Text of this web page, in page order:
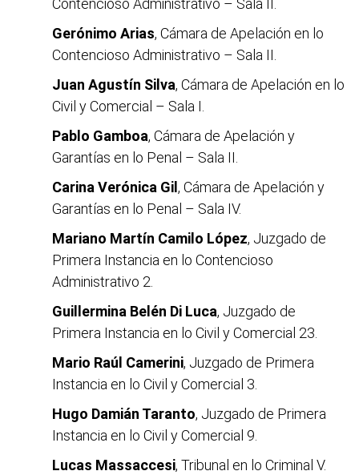
Contencioso Administrativo – Sala II.
Gerónimo Arias, Cámara de Apelación en lo
Contencioso Administrativo – Sala II.
Juan Agustín Silva, Cámara de Apelación en lo
Civil y Comercial – Sala I.
Pablo Gamboa, Cámara de Apelación y
Garantías en lo Penal – Sala II.
Carina Verónica Gil , Cámara de Apelación y
Garantías en lo Penal – Sala IV.
Mariano Martín Camilo López, Juzgado de
Primera Instancia en lo Contencioso
Administrativo 2.
Guillermina Belén Di Luca, Juzgado de
Primera Instancia en lo Civil y Comercial 23.
Mario Raúl Camerini, Juzgado de Primera
Instancia en lo Civil y Comercial 3.
Hugo Damián Taranto, Juzgado de Primera
Instancia en lo Civil y Comercial 9.
Lucas Massaccesi, Tribunal en lo Criminal V.